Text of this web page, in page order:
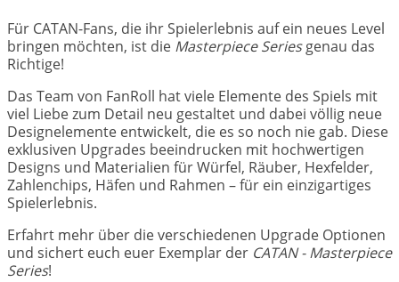
Für CATAN-Fans, die ihr Spielerlebnis auf ein neues Level
bringen möchten, ist die Masterpiece Seriesgenau das
Richtige!
Das Team von FanRoll hat viele Elemente des Spiels mit
viel Liebe zum Detail neu gestaltet und dabei völlig neue
Designelemente entwickelt, die es so noch nie gab. Diese
exklusiven Upgrades beeindrucken mit hochwertigen
Designs und Materialien für Würfel, Räuber, Hexfelder,
Zahlenchips, Häfen und Rahmen – für ein einzigartiges
Spielerlebnis.
Erfahrt mehr über die verschiedenen Upgrade Optionen
und sichert euch euer Exemplar der CATAN - Masterpiece
Series!